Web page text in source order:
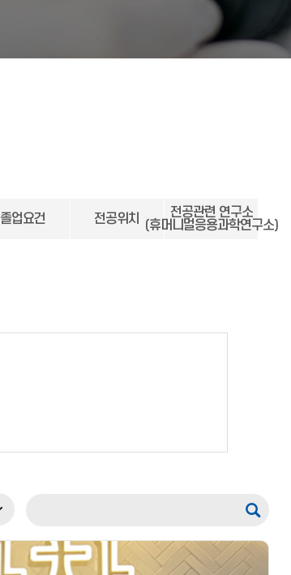
졸업요건 전공위치
전공관련 연구소
(휴머니멀응용과학연구소)